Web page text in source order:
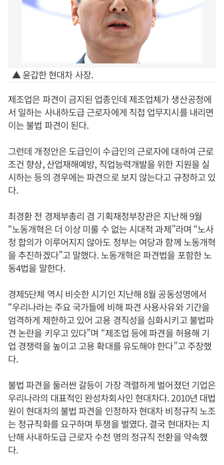
▲ 윤갑한 현대차 사장.
제조업은 파견이 금지된 업종인데 제조업체가 생산공정에
서 일하는 사내하도급 근로자에게 직접 업무지시를 내리면
이는 불법 파견이 된다.
그런데 개정안은 도급인이 수급인의 근로자에 대하여 근로
조건 향상, 산업재해예방, 직업능력개발을 위한 지원을 실
시하는 등의 경우에는 파견으로 보지 않는다고 규정하고 있
다.
최경환 전 경제부총리 겸 기획재정부장관은 지난해 9월
“노동개혁은 더 이상 미룰 수 없는 시대적 과제”라며 “노사
정 합의가 이루어지지 않아도 정부는 여당과 함께 노동개혁
을 추진하겠다”고 말했다. 노동개혁은 파견법을 포함한 노
동4법을 말한다.
경제5단체 역시 비슷한 시기인 지난해 8월 공동성명에서
“우리나라는 주요 국가들에 비해 파견 사용사유와 기간을
엄격하게 제한하고 있어 고용 경직성을 심화시키고 불법파
견 논란을 키우고 있다”며 “제조업 등에 파견을 허용해 기
업 경쟁력을 높이고 고용 확대를 유도해야 한다”고 주장했
다.
불법 파견을 둘러싼 갈등이 가장 격렬하게 벌어졌던 기업은
우리나라의 대표적인 완성차회사인 현대차다. 2010년 대법
원이 현대차의 불법 파견을 인정하자 현대차 비정규직 노조
는 정규직화를 요구하며 투쟁을 벌였다. 결국 현대차는 지
난해 사내하도급 근로자 수천 명의 정규직 전환을 약속했
다.